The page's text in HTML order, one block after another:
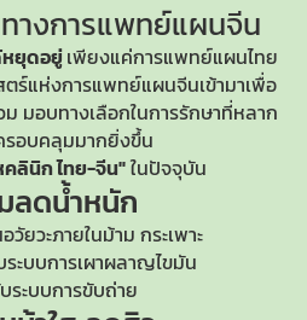
ทางการแพทย์แผนจีน
หยุดอยู่เพียงแค่การแพทย์แผนไทย
ตร์แห่งการแพทย์แผนจีนเข้ามาเพื่อ
มอบทางเลือกในการรักษาที่หลาก
รอบคลุมมากยิ่งขึ้น
ลินิก ไทย-จีน"ในปัจจุบัน
ลดน้ำหนัก
วัยวะภายในม้าม กระเพาะ
ระบบการเผาผลาญไขมัน
ระบบการขับถ่าย